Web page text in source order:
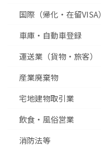
国際（帰化・在留VISA）
車庫・自動車登録
運送業（貨物・旅客）
産業廃棄物
宅地建物取引業
飲食・風俗営業
消防法等